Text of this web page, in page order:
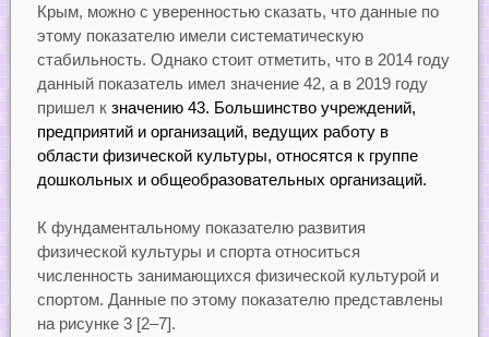
Крым, можно с уверенностью сказать, что данные по
этому показателю имели систематическую
стабильность. Однако стоит отметить, что в 2014 году
данный показатель имел значение 42, а в 2019 году
пришел к значению 43. Большинство учреждений,
предприятий и организаций, ведущих работу в
области физической культуры, относятся к группе
дошкольных и общеобразовательных организаций.
К фундаментальному показателю развития
физической культуры и спорта относиться
численность занимающихся физической культурой и
спортом. Данные по этому показателю представлены
на рисунке 3 [2–7].